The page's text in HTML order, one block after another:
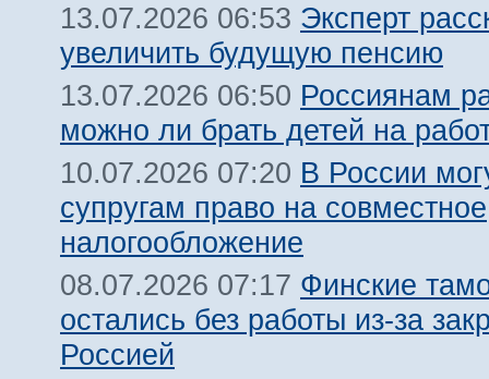
13.07.2026 06:53 Эксперт
увеличить будущую пенсию
13.07.2026 06:50 Россиянам
можно ли брать детей на
10.07.2026 07:20 В России
супругам право на совместное
налогообложение
08.07.2026 07:17 Финские
остались без работы из-за
Россией